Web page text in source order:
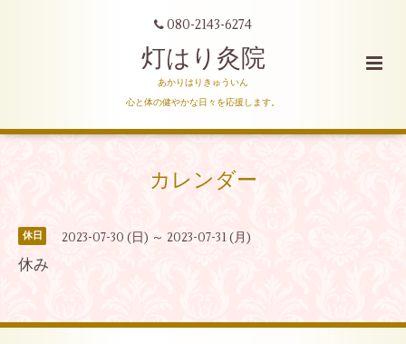
080-2143-6274
灯はり灸院
あかりはりきゅういん
心と体の健やかな日々を応援します。
カレンダー
休日 2023-07-30 (日) ～ 2023-07-31 (月)
休み